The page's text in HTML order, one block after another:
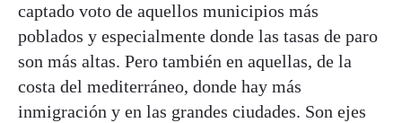
captado voto de aquellos municipios más
poblados y especialmente donde las tasas de paro
son más altas. Pero también en aquellas, de la
costa del mediterráneo, donde hay más
inmigración y en las grandes ciudades. Son ejes